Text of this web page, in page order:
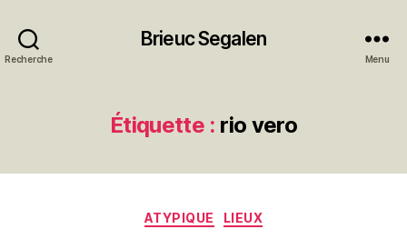
Recherche
Brieuc Segalen
Menu
Étiquette : rio vero
Catégories
ATYPIQUE LIEUX